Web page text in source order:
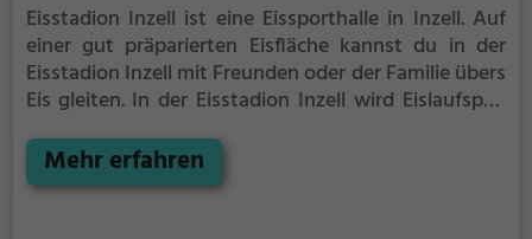
Eisstadion Inzell ist eine Eissporthalle in Inzell. Auf
einer gut präparierten Eisfläche kannst du in der
Eisstadion Inzell mit Freunden oder der Familie übers
Eis gleiten. In der Eisstadion Inzell wird Eislaufspaß
Anfänger können sich mit Laufhilfen aufs Eis wagen.
Mehr erfahren